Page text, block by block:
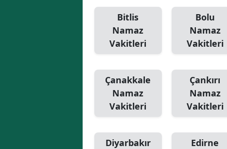
Bitlis
Namaz
Vakitleri
Bolu
Namaz
Vakitleri
Çanakkale
Namaz
Vakitleri
Çankırı
Namaz
Vakitleri
Diyarbakır
Edirne